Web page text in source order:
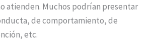
atienden. Muchos podrían presentar
de comportamiento, de
etc.